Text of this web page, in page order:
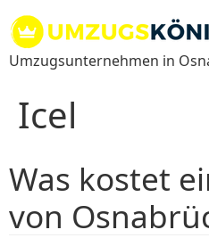
Inhalt
springen
Umzugsunternehmen in
Icel
Was kostet
von